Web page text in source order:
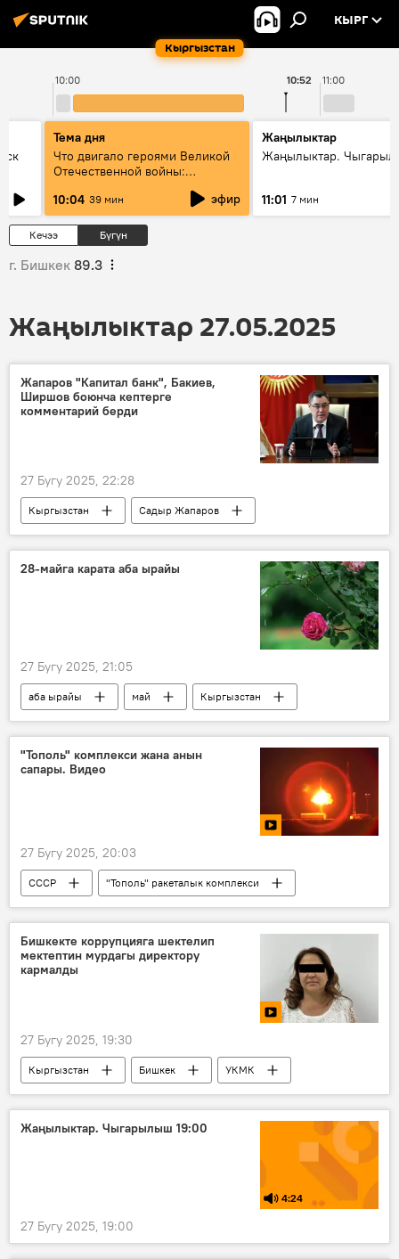
Кыргызстан
КЫРГ
10:00 11:00
10:52
Тема дня
Что двигало героями Великой
Отечественной войны:
Тулебердиева
10:04 39 мин эфир
Жаңылыктар
Жаңылыктар.
11:01 7 мин
Кечээ Бүгүн
г. Бишкек 89.3
Жаңылыктар 27.05.2025
Жапаров "Капитал банк", Бакиев,
Ширшов боюнча кептерге
комментарий берди
27 Бугу 2025, 22:28
Кыргызстан
Садыр Жапаров
Курманбек Бакиев
Алексей Ширшов
маек
банк
28-майга карата аба ырайы
27 Бугу 2025, 21:05
аба ырайы май Кыргызстан
"Тополь" комплекси жана анын
сапары. Видео
27 Бугу 2025, 20:03
СССР
"Тополь" ракеталык комплекси
ракета
комплекс
Видео
Россия
Бишкекте коррупцияга шектелип
мектептин мурдагы директору
кармалды
27 Бугу 2025, 19:30
Кыргызстан Бишкек
УКМК
пара
кармоо
шектүү
мектеп
Жаңылыктар. Чыгарылыш 19:00
4:24
27 Бугу 2025, 19:00